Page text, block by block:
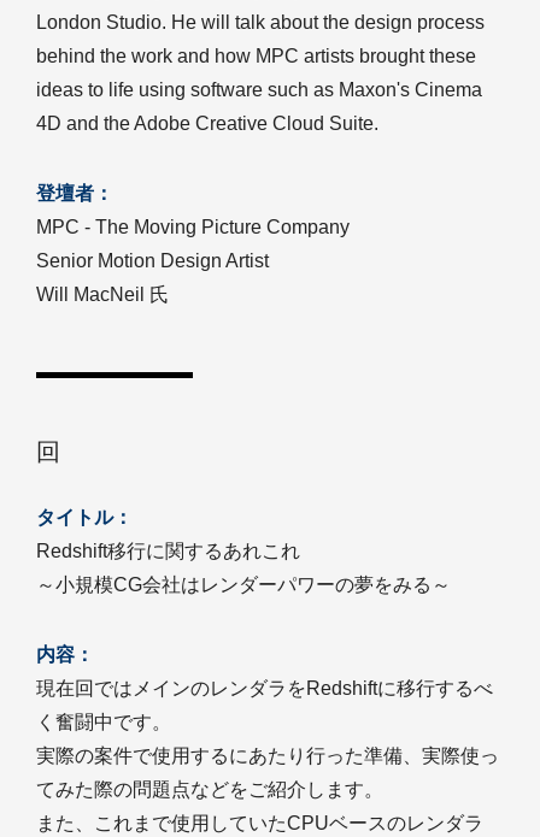
London Studio. He will talk about the design process
behind the work and how MPC artists brought these
ideas to life using software such as Maxon's Cinema
4D and the Adobe Creative Cloud Suite.
登壇者：
MPC - The Moving Picture Company
Senior Motion Design Artist
Will MacNeil 氏
回
タイトル：
Redshift移行に関するあれこれ
～小規模CG会社はレンダーパワーの夢をみる～
内容：
現在回ではメインのレンダラをRedshiftに移行するべ
く奮闘中です。
実際の案件で使用するにあたり行った準備、実際使っ
てみた際の問題点などをご紹介します。
また、これまで使用していたCPUベースのレンダラ